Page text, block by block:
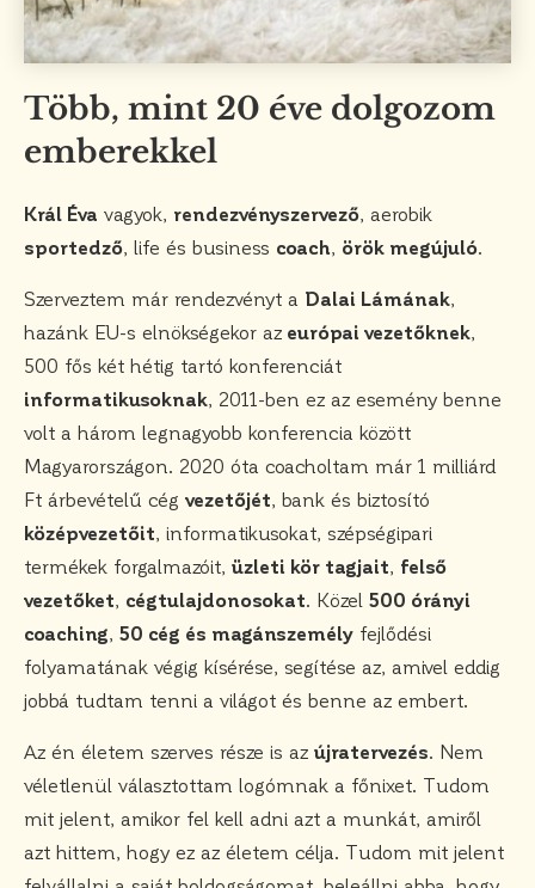
Több, mint 20 éve dolgozom
emberekkel
Král Éva vagyok, rendezvényszervező, aerobik
sportedző, life és business coach, örök megújuló.
Szerveztem már rendezvényt a Dalai Lámának,
hazánk EU-s elnökségekor az európai vezetőknek,
500 fős két hétig tartó konferenciát
informatikusoknak, 2011-ben ez az esemény benne
volt a három legnagyobb konferencia között
Magyarországon. 2020 óta coacholtam már 1 milliárd
Ft árbevételű cég vezetőjét, bank és biztosító
középvezetőit, informatikusokat, szépségipari
termékek forgalmazóit, üzleti kör tagjait, felső
vezetőket, cégtulajdonosokat. Közel 500 órányi
coaching, 50 cég és magánszemély fejlődési
folyamatának végig kísérése, segítése az, amivel eddig
jobbá tudtam tenni a világot és benne az embert.
Az én életem szerves része is az újratervezés. Nem
véletlenül választottam logómnak a főnixet. Tudom
mit jelent, amikor fel kell adni azt a munkát, amiről
azt hittem, hogy ez az életem célja. Tudom mit jelent